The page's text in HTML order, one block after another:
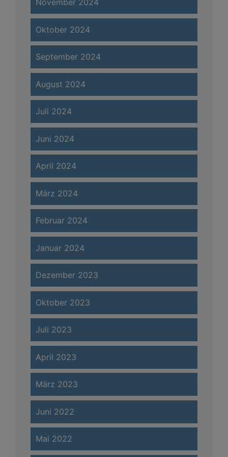
November 2024
Oktober 2024
September 2024
August 2024
Juli 2024
Juni 2024
April 2024
März 2024
Februar 2024
Januar 2024
Dezember 2023
Oktober 2023
Juli 2023
April 2023
März 2023
Juni 2022
Mai 2022